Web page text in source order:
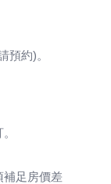
預約)。
足房價差